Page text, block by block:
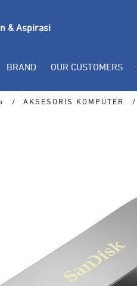
& Aspirasi
BRAND OUR CUSTOMERS
/ AKSESORIS KOMPUTER /